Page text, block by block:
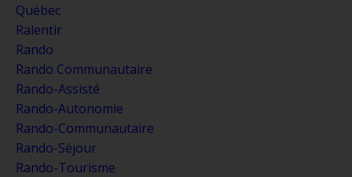
Québec
Ralentir
Rando
Rando Communautaire
Rando-Assisté
Rando-Autonomie
Rando-Communautaire
Rando-Séjour
Rando-Tourisme